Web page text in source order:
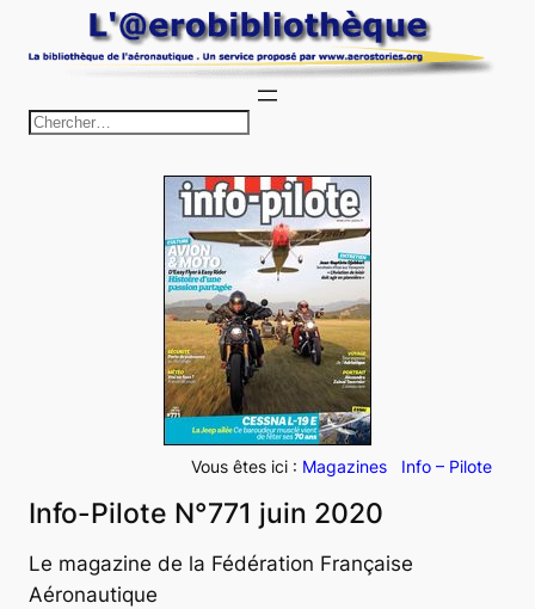
au
c
h
e
r
c
h
e
r
Vous êtes ici : Magazines Info – Pilote
Info-Pilote N°771 juin 2020
Le magazine de la Fédération Française
Aéronautique